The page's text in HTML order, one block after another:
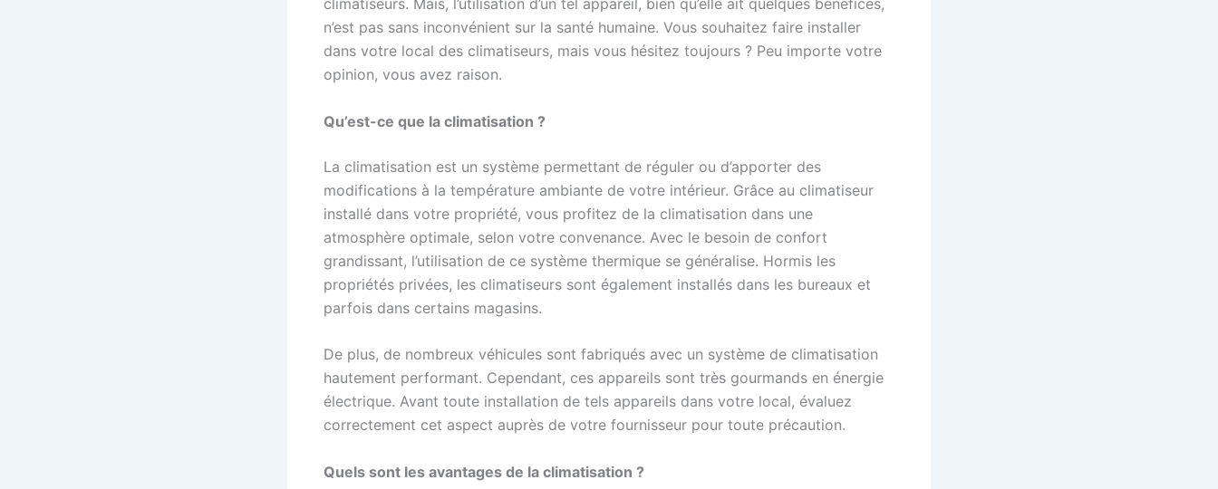
climatiseurs. Mais, l’utilisation d’un tel appareil, bien qu’elle ait quelques bénéfices,
n’est pas sans inconvénient sur la santé humaine. Vous souhaitez faire installer
dans votre local des climatiseurs, mais vous hésitez toujours ? Peu importe votre
opinion, vous avez raison.
Qu’est-ce que la climatisation ?
La climatisation est un système permettant de réguler ou d’apporter des
modifications à la température ambiante de votre intérieur. Grâce au climatiseur
installé dans votre propriété, vous profitez de la climatisation dans une
atmosphère optimale, selon votre convenance. Avec le besoin de confort
grandissant, l’utilisation de ce système thermique se généralise. Hormis les
propriétés privées, les climatiseurs sont également installés dans les bureaux et
parfois dans certains magasins.
De plus, de nombreux véhicules sont fabriqués avec un système de climatisation
hautement performant. Cependant, ces appareils sont très gourmands en énergie
électrique. Avant toute installation de tels appareils dans votre local, évaluez
correctement cet aspect auprès de votre fournisseur pour toute précaution.
Quels sont les avantages de la climatisation ?